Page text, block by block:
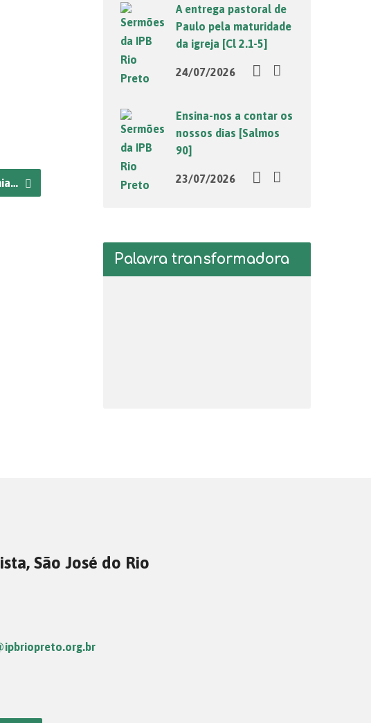
A entrega pastoral de
Paulo pela maturidade
da igreja [Cl 2.1-5]
24/07/2026
Ensina-nos a contar os
nossos dias [Salmos
90]
23/07/2026
Palavra transformadora
São José do Rio